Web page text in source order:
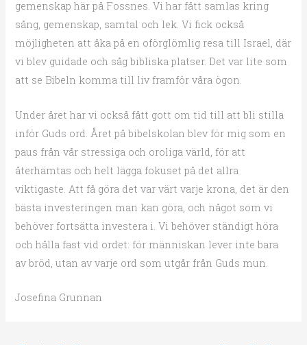
gemenskap här på Fossnes. Vi har fått samlas kring
sång, gemenskap, samtal och lek. Vi fick också
möjligheten att åka på en oförglömlig resa till Israel, där
vi blev guidade och såg bibliska platser. Det var lite som
att se Bibeln komma till liv framför våra ögon.
Under året har vi också fått gott om tid till att bli stilla
inför Guds ord. Året på bibelskolan blev för mig som en
paus från vår stressiga och oroliga värld, för att
återhämtas och helt lägga fokuset på det allra
viktigaste. Att få göra det var värt varje krona, det är den
bästa investeringen man kan göra, och något som vi
behöver fortsätta investera i. Vi behöver ständigt höra
och hålla fast vid ordet: för människan lever inte bara
av bröd, utan av varje ord som utgår från Guds mun.
Josefina Grunnan